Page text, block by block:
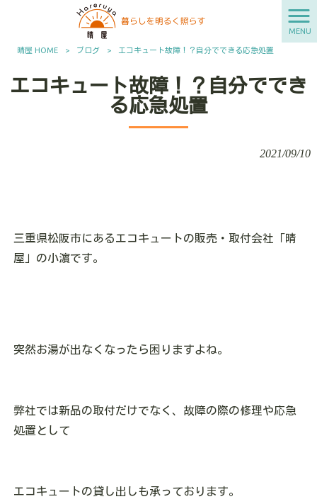
MENU
晴屋 HOME > ブログ > エコキュート故障！？自分でできる応急処置
エコキュート故障！？自分ででき
る応急処置
2021/09/10
三重県松阪市にあるエコキュートの販売・取付会社「晴
屋」の小濵です。
突然お湯が出なくなったら困りますよね。
弊社では新品の取付だけでなく、故障の際の修理や応急
処置として
エコキュートの貸し出しも承っております。